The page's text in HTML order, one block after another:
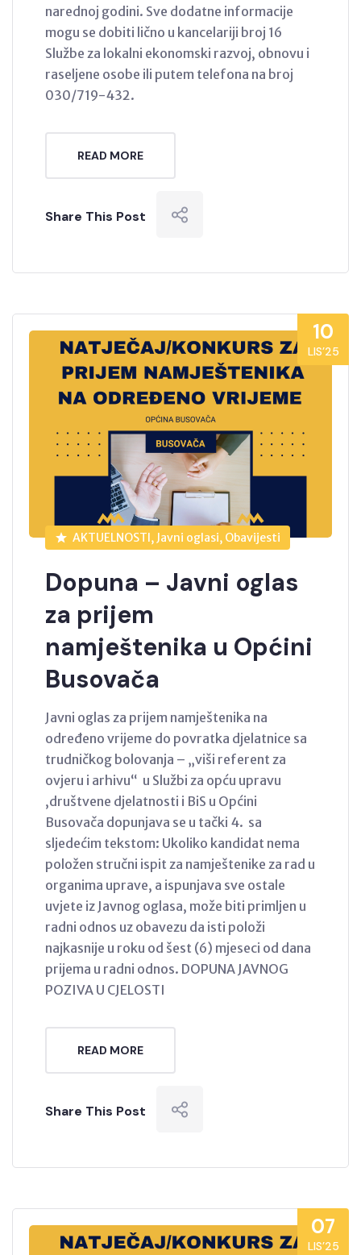
narednoj godini. Sve dodatne informacije
mogu se dobiti lično u kancelariji broj 16
Službe za lokalni ekonomski razvoj, obnovu i
raseljene osobe ili putem telefona na broj
030/719-432.
READ MORE
Share This Post
10
LIS’25
AKTUELNOSTI, Javni oglasi, Obavijesti
Dopuna – Javni oglas
za prijem
namještenika u Općini
Busovača
Javni oglas za prijem namještenika na
određeno vrijeme do povratka djelatnice sa
trudničkog bolovanja – „viši referent za
ovjeru i arhivu“ u Službi za opću upravu
,društvene djelatnosti i BiS u Općini
Busovača dopunjava se u tački 4. sa
sljedećim tekstom: Ukoliko kandidat nema
položen stručni ispit za namještenike za rad u
organima uprave, a ispunjava sve ostale
uvjete iz Javnog oglasa, može biti primljen u
radni odnos uz obavezu da isti položi
najkasnije u roku od šest (6) mjeseci od dana
prijema u radni odnos. DOPUNA JAVNOG
POZIVA U CJELOSTI
READ MORE
Share This Post
07
LIS’25